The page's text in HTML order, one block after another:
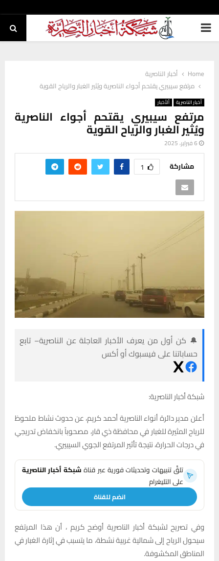
PRIMARY
Home
أخبار الناصرية
مرتفع سيبيري يقتحم أجواء الناصرية ويُثير الغبار والرياح القوية
أخبار الناصرية ألأخبار
مرتفع سيبيري يقتحم أجواء الناصرية
ويُثير الغبار والرياح القوية
6 فبراير، 2025
مشاركة 1
🔔 كن أول من يعرف الأخبار العاجلة عن الناصرية– تابع
حساباتنا على فيسبوك أو أكس
شبكة أخبار الناصرية:
أعلن مدير دائرة أنواء الناصرية أحمد كريم، عن حدوث نشاط ملحوظ
للرياح المثيرة للغبار في محافظة ذي قار، مصحوباً بانخفاض تدريجي
في درجات الحرارة، نتيجة تأثير المرتفع الجوي السيبيري.
تلقَّ تنبيهات وتحديثات فورية عبر قناةشبكة أخبار الناصرية
على التليغرام
انضم للقناة
وفي تصريح لشبكة أخبار الناصرية أوضح كريم ، أن هذا المرتفع
سيحول الرياح إلى شمالية غربية نشطة، ما يتسبب في إثارة الغبار في
المناطق المكشوفة.